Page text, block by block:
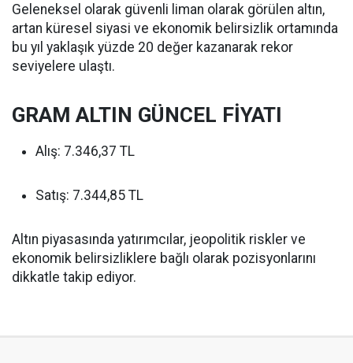
Geleneksel olarak güvenli liman olarak görülen altın,
artan küresel siyasi ve ekonomik belirsizlik ortamında
bu yıl yaklaşık yüzde 20 değer kazanarak rekor
seviyelere ulaştı.
GRAM ALTIN GÜNCEL FİYATI
Alış: 7.346,37 TL
Satış: 7.344,85 TL
Altın piyasasında yatırımcılar, jeopolitik riskler ve
ekonomik belirsizliklere bağlı olarak pozisyonlarını
dikkatle takip ediyor.